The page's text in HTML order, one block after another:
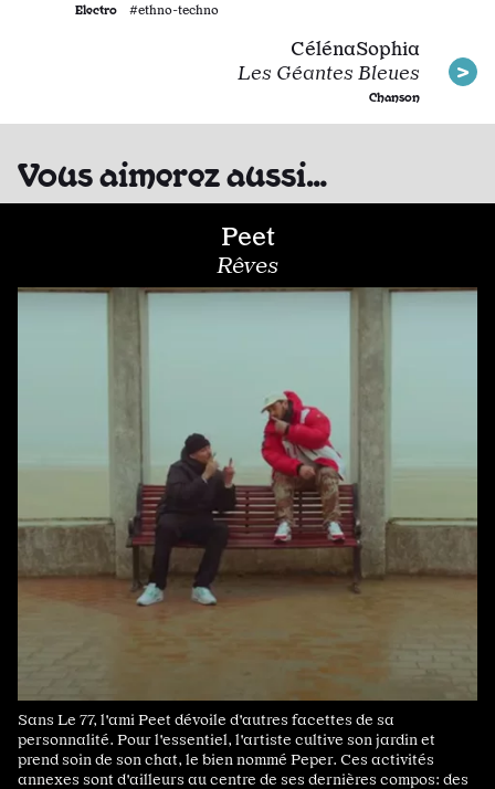
Electro #ethno-techno
CélénaSophia
Les Géantes Bleues
Chanson
Vous aimerez aussi…
Peet
Rêves
Sans Le 77, l'ami Peet dévoile d'autres facettes de sa
personnalité. Pour l'essentiel, l'artiste cultive son jardin et
prend soin de son chat, le bien nommé Peper. Ces activités
annexes sont d'ailleurs au centre de ses dernières compos: des